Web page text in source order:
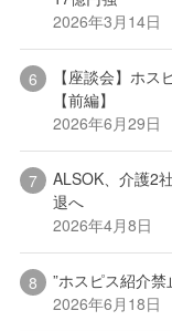
2026年3月14日
【座談会】ホス
【前編】
2026年6月29日
ALSOK、介護2
退へ
2026年4月8日
”ホスピス紹介禁
2026年6月18日